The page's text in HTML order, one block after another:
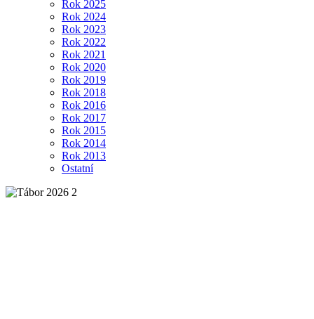
Rok 2025
Rok 2024
Rok 2023
Rok 2022
Rok 2021
Rok 2020
Rok 2019
Rok 2018
Rok 2016
Rok 2017
Rok 2015
Rok 2014
Rok 2013
Ostatní